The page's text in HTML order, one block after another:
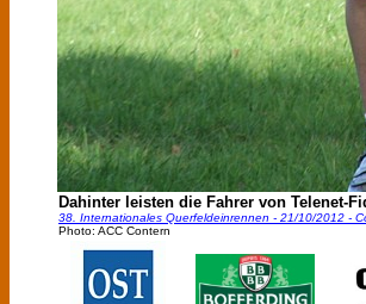
Dahinter leisten die Fahrer von Telenet-
38. Internationales Querfeldeinrennen - 21/10/2012 -
Photo: ACC Contern